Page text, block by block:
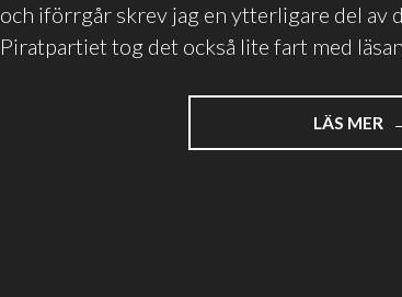
och iförrgår skrev jag en ytterligare del av
Piratpartiet tog det också lite fart med
LÄS MER
I